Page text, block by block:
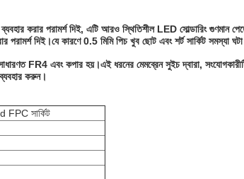
করার পরামর্শ দিই, এটি আরও স্থিতিশীল LED সোল্ডারিং গুণমান
দিই।যে কারণে 0.5 মিমি পিচ খুব ছোট এবং শর্ট সার্কিট সমস্যা
FR4 এবং কপার হয়।এই ধরনের মেমব্রেন সুইচ দ্বারা,
করুন।
FPC সার্কিট